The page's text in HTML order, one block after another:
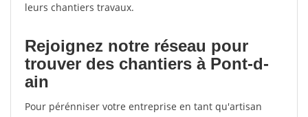
leurs chantiers travaux.
Rejoignez notre réseau pour
trouver des chantiers à Pont-d-
ain
Pour pérénniser votre entreprise en tant qu'artisan